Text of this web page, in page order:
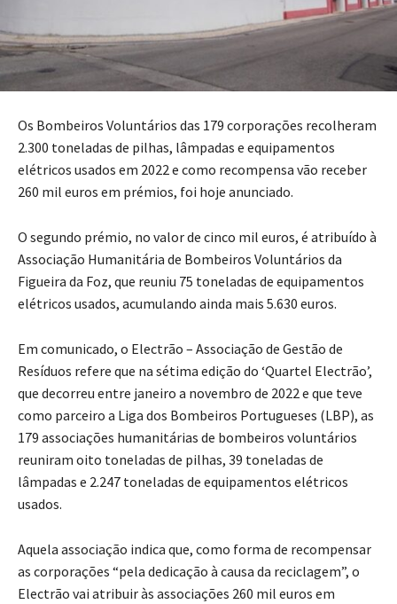
Os Bombeiros Voluntários das 179 corporações recolheram
2.300 toneladas de pilhas, lâmpadas e equipamentos
elétricos usados em 2022 e como recompensa vão receber
260 mil euros em prémios, foi hoje anunciado.
O segundo prémio, no valor de cinco mil euros, é atribuído à
Associação Humanitária de Bombeiros Voluntários da
Figueira da Foz, que reuniu 75 toneladas de equipamentos
elétricos usados, acumulando ainda mais 5.630 euros.
Em comunicado, o Electrão – Associação de Gestão de
Resíduos refere que na sétima edição do ‘Quartel Electrão’,
que decorreu entre janeiro a novembro de 2022 e que teve
como parceiro a Liga dos Bombeiros Portugueses (LBP), as
179 associações humanitárias de bombeiros voluntários
reuniram oito toneladas de pilhas, 39 toneladas de
lâmpadas e 2.247 toneladas de equipamentos elétricos
usados.
Aquela associação indica que, como forma de recompensar
as corporações “pela dedicação à causa da reciclagem”, o
Electrão vai atribuir às associações 260 mil euros em